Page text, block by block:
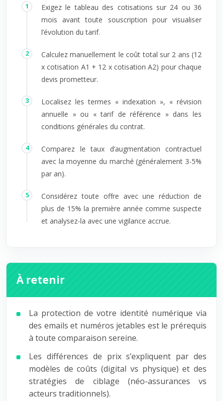
Exigez le tableau des cotisations sur 24 ou 36
mois avant toute souscription pour visualiser
l’évolution du tarif.
Calculez manuellement le coût total sur 2 ans (12
x cotisation A1 + 12 x cotisation A2) pour chaque
devis prometteur.
Localisez les termes « indexation », « révision
annuelle » ou « tarif de référence » dans les
conditions générales du contrat.
Comparez le taux d’augmentation contractuel
avec la moyenne du marché (généralement 3-5%
par an).
Considérez toute offre avec une réduction de
plus de 15% la première année comme suspecte
et analysez-la avec une vigilance accrue.
À retenir
La protection de votre identité numérique via
des emails et numéros jetables est le prérequis
à toute comparaison sereine.
Les différences de prix s’expliquent par des
modèles de coûts (digital vs physique) et des
stratégies de ciblage (néo-assurances vs
acteurs traditionnels).